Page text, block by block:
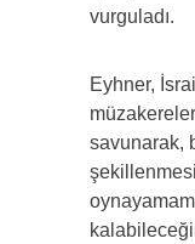
vurguladı.
Eyhner,
savunarak,